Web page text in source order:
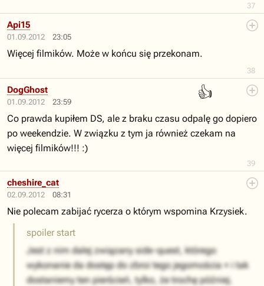
37
01.09.2012 23:05
38
Api15
Więcej filmików. Może w końcu się przekonam.
01.09.2012 23:59
👍
39
DogGhost
Co prawda kupiłem DS, ale z braku czasu odpalę go dopiero
po weekendzie. W związku z tym ja również czekam na
więcej filmików!!! :)
02.09.2012 08:31
cheshire_cat
Nie polecam zabijać rycerza o którym wspomina Krzysiek.
spoiler start
Jest z nim dalej związany side-quest, którego
wykonanie da dostęp do zbroi tego jegomościa + i tak
dostaniemy ten pierścień, tylko, że trochę później.